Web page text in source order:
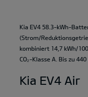
Kia EV4 58.3-kWh-
(Strom/
kombiniert 14,7 kWh/
CO₂-Klasse A. Bis zu
Kia EV4 Air